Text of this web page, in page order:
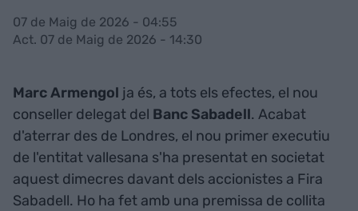
07 de Maig de 2026 - 04:55
Act. 07 de Maig de 2026 - 14:30
Marc Armengol ja és, a tots els efectes, el nou
conseller delegat del Banc Sabadell. Acabat
d'aterrar des de Londres, el nou primer executiu
de l'entitat vallesana s'ha presentat en societat
aquest dimecres davant dels accionistes a Fira
Sabadell. Ho ha fet amb una premissa de collita